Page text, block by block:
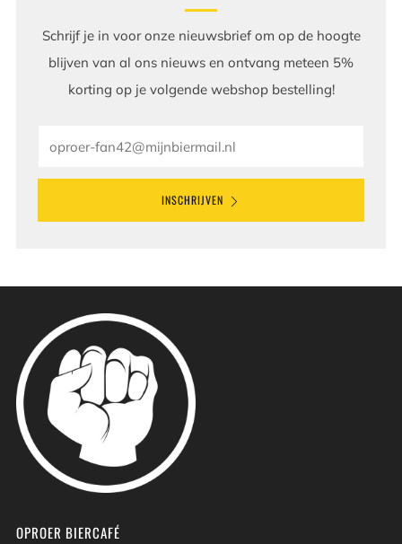
Schrijf je in voor onze nieuwsbrief om op de hoogte
blijven van al ons nieuws en ontvang meteen 5%
korting op je volgende webshop bestelling!
INSCHRIJVEN
OPROER BIERCAFÉ